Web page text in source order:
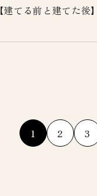
【建てる前と建てた
1 2 3